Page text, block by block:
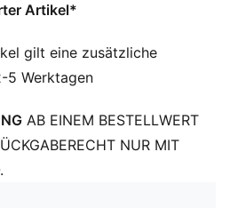
mit perforiertem Schuhblatt
breiteren vertikalen Linien
Ferse
Ferse
Gummi; Obermaterial:
Artikel*
gilt eine zusätzliche
5 Werktagen
AB EINEM BESTELLWERT
NUR MIT